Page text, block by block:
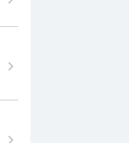
27℃
東